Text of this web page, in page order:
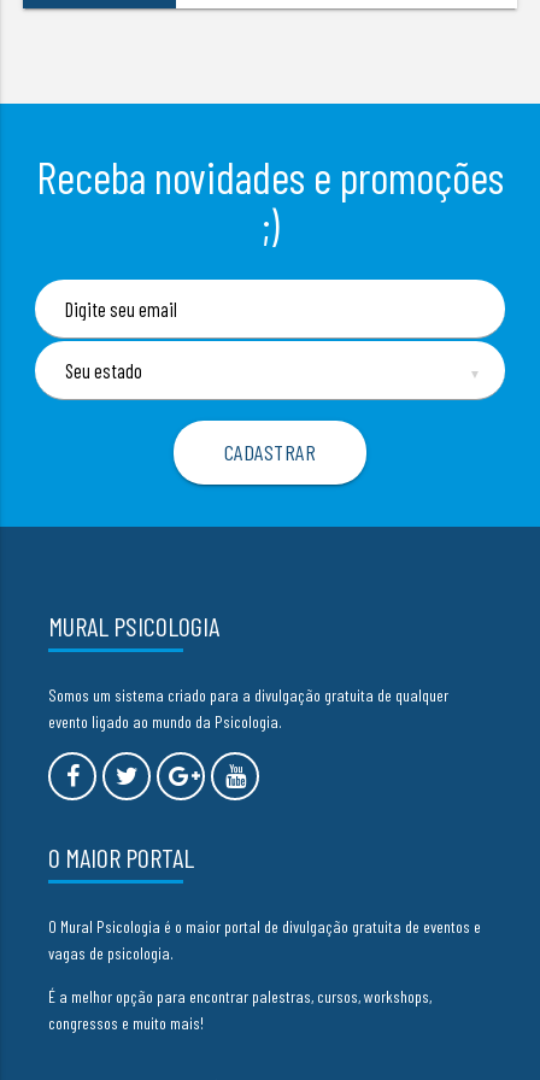
Receba novidades e promoções
;)
▼
MURAL PSICOLOGIA
Somos um sistema criado para a divulgação gratuita de qualquer
evento ligado ao mundo da Psicologia.
O MAIOR PORTAL
O Mural Psicologia é o maior portal de divulgação gratuita de eventos e
vagas de psicologia.
É a melhor opção para encontrar palestras, cursos, workshops,
congressos e muito mais!